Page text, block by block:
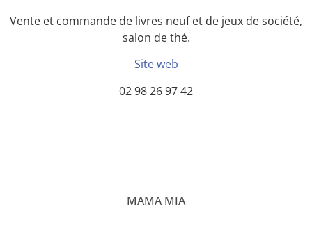
Vente et commande de livres neuf et de jeux de société,
salon de thé.
Site web
02 98 26 97 42
MAMA MIA